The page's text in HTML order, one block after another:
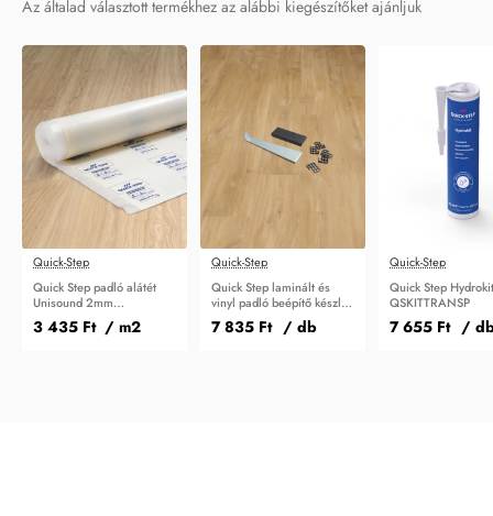
Az általad választott termékhez az alábbi kiegészítőket ajánljuk
Quick-Step
Quick Step padló alátét
Unisound 2mm
QSUDLDRUCO15
3 435 Ft / m2
Quick-Step
Quick Step laminált és
vinyl padló beépítő készlet
QSTOOLA
7 835 Ft / db
Quick-Step
Quick Step Hydrokit
QSKITTRANSP
7 655 Ft /